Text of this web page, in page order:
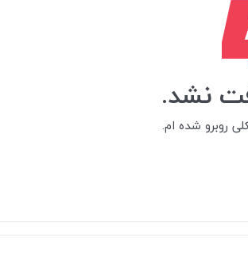
نشد.
روبرو شده ام.